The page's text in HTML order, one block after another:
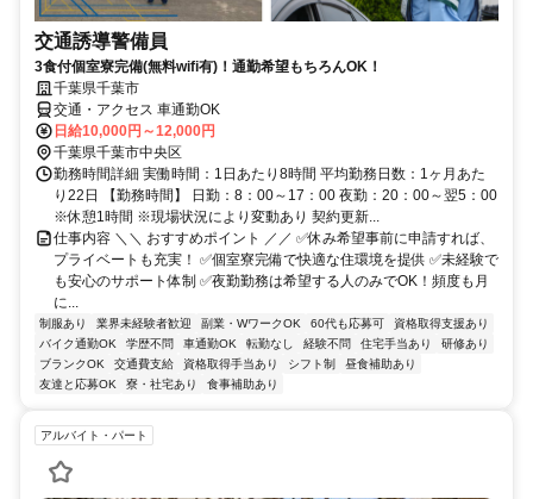
交通誘導警備員
3食付個室寮完備(無料wifi有)！通勤希望もちろんOK！
千葉県千葉市
交通・アクセス 車通勤OK
日給10,000円～12,000円
千葉県千葉市中央区
勤務時間詳細 実働時間：1日あたり8時間 平均勤務日数：1ヶ月あた
り22日 【勤務時間】 日勤：8：00～17：00 夜勤：20：00～翌5：00
※休憩1時間 ※現場状況により変動あり 契約更新...
仕事内容 ＼＼ おすすめポイント ／／ ✅休み希望事前に申請すれば、
プライベートも充実！ ✅個室寮完備で快適な住環境を提供 ✅未経験で
も安心のサポート体制 ✅夜勤勤務は希望する人のみでOK！頻度も月
に...
制服あり 業界未経験者歓迎 副業・WワークOK 60代も応募可
資格取得支援あり
バイク通勤OK
学歴不問 車通勤OK 転勤なし 経験不問 住宅手当あり
研修あり
ブランクOK
交通費支給 資格取得手当あり シフト制
昼食補助あり
友達と応募OK
寮・社宅あり 食事補助あり
アルバイト・パート